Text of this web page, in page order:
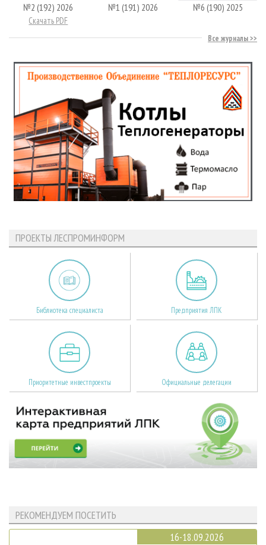
№2 (192) 2026
Скачать PDF
№1 (191) 2026 №6 (190) 2025
Все журналы
ПРОЕКТЫ ЛЕСПРОМИНФОРМ
Библиотека специалиста Предприятия ЛПК
Приоритетные инвестпроекты Официальные делегации
РЕКОМЕНДУЕМ ПОСЕТИТЬ
16-18.09.2026